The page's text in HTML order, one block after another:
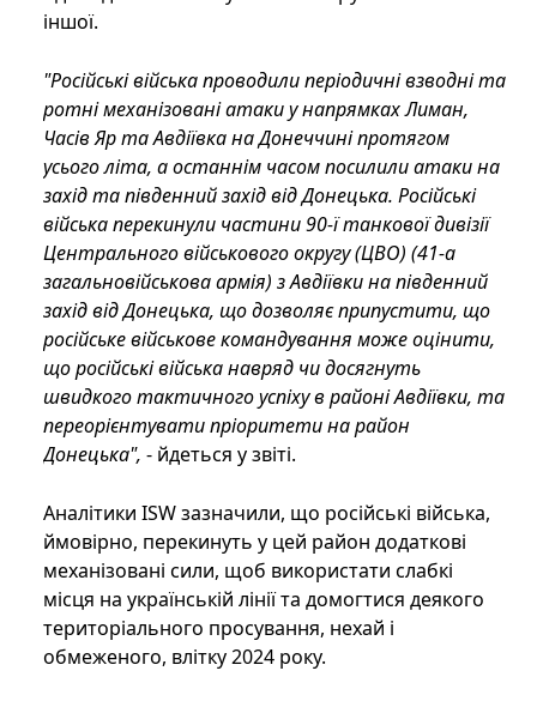
іншої.
"Російські війська проводили періодичні взводні та
ротні механізовані атаки у напрямках Лиман,
Часів Яр та Авдіївка на Донеччині протягом
усього літа, а останнім часом посилили атаки на
захід та південний захід від Донецька. Російські
війська перекинули частини 90-ї танкової дивізії
Центрального військового округу (ЦВО) (41-а
загальновійськова армія) з Авдіївки на південний
захід від Донецька, що дозволяє припустити, що
російське військове командування може оцінити,
що російські війська навряд чи досягнуть
швидкого тактичного успіху в районі Авдіївки, та
переорієнтувати пріоритети на район
Донецька", - йдеться у звіті.
Аналітики ISW зазначили, що російські війська,
ймовірно, перекинуть у цей район додаткові
механізовані сили, щоб використати слабкі
місця на українській лінії та домогтися деякого
територіального просування, нехай і
обмеженого, влітку 2024 року.